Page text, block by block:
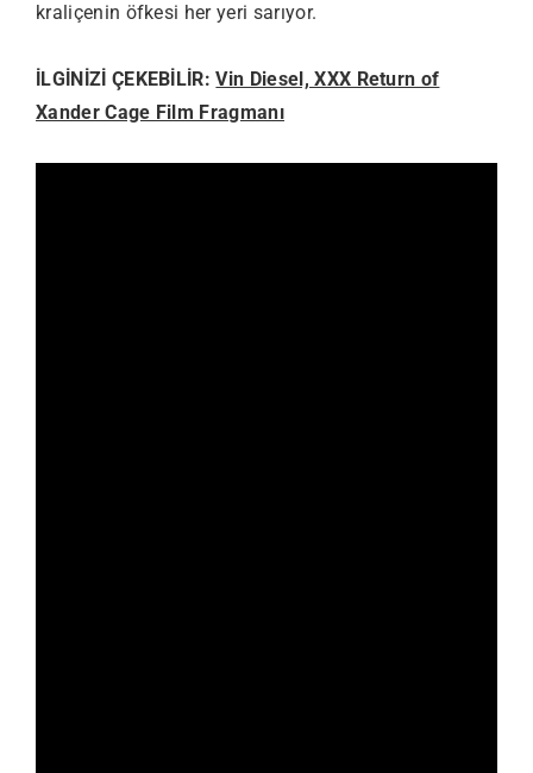
kraliçenin öfkesi her yeri sarıyor.
İLGİNİZİ ÇEKEBİLİR:Vin Diesel, XXX Return of
Xander Cage Film Fragmanı